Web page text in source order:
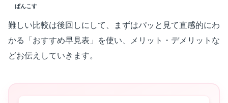
ぱんこす
難しい比較は後回しにして、まずはパッと見て直感的にわ
かる「おすすめ早見表」を使い、メリット・デメリットな
どお伝えしていきます。